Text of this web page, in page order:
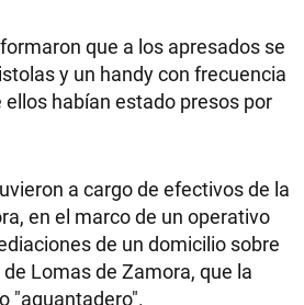
que a los apresados se
y un handy con frecuencia
ellos habían estado presos por
a cargo de efectivos de la
en el marco de un operativo
de un domicilio sobre
Lomas de Zamora, que la
"aguantadero".